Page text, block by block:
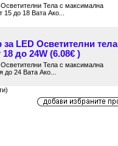
Тела с максимална
15 до 18 Вата Ако...
LED Осветителни тела
до 24W (6.08€ )
Тела с максимална
до 24 Вата Ако...